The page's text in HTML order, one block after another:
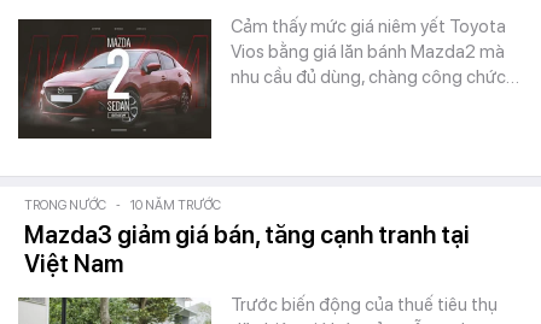
Cảm thấy mức giá niêm yết Toyota
Vios bằng giá lăn bánh Mazda2 mà
nhu cầu đủ dùng, chàng công chức…
TRONG NƯỚC - 10 NĂM TRƯỚC
Mazda3 giảm giá bán, tăng cạnh tranh tại
Việt Nam
Trước biến động của thuế tiêu thụ